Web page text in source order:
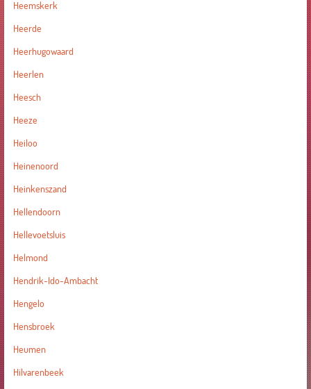
Heemskerk
Heerde
Heerhugowaard
Heerlen
Heesch
Heeze
Heiloo
Heinenoord
Heinkenszand
Hellendoorn
Hellevoetsluis
Helmond
Hendrik-Ido-Ambacht
Hengelo
Hensbroek
Heumen
Hilvarenbeek